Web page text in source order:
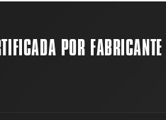
POR FABRICANTE